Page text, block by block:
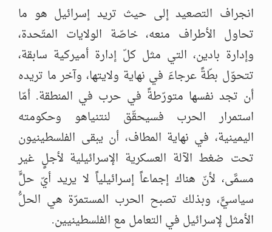
انجراف التصعيد إلى حيث تريد إسرائيل هو ما
تحاول الأطراف منعه، خاصّة الولايات المتّحدة،
وإدارة بادين، التي مثل كلّ إدارة أميركية سابقة،
تتحوّل بطّةً عرجاءَ في نهاية ولايتها، وآخر ما تريده
أن تجد نفسها متورّطةً في حرب في المنطقة. أمّا
استمرار الحرب فسيحقّق لنتنياهو وحكومته
اليمينية، في نهاية المطاف، أن يبقى الفلسطينيون
تحت ضغط الآلة العسكرية الإسرائيلية لأجلٍ غير
مسمَّى، لأنّ هناك إجماعاً إسرائيلياً لا يريد أيّ حلٍّ
سياسيٍّ، وبذلك تصبح الحرب المستمرّة هي الحلُّ
الأمثل لإسرائيل في التعامل مع الفلسطينيين.